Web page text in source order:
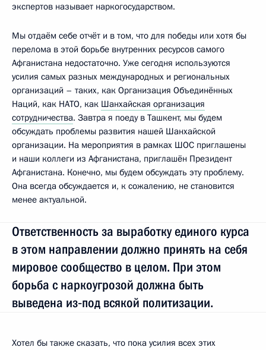
экспертов называет наркогосударством.
Мы отдаём себе отчёт и в том, что для победы или хотя бы
перелома в этой борьбе внутренних ресурсов самого
Афганистана недостаточно. Уже сегодня используются
усилия самых разных международных и региональных
организаций – таких, как Организация Объединённых
Наций, как НАТО, как Шанхайская организация
сотрудничества. Завтра я поеду в Ташкент, мы будем
обсуждать проблемы развития нашей Шанхайской
организации. На мероприятия в рамках ШОС приглашены
и наши коллеги из Афганистана, приглашён Президент
Афганистана. Конечно, мы будем обсуждать эту проблему.
Она всегда обсуждается и, к сожалению, не становится
менее актуальной.
Ответственность за выработку единого курса
в этом направлении должно принять на себя
мировое сообщество в целом. При этом
борьба с наркоугрозой должна быть
выведена из‑под всякой политизации.
Хотел бы также сказать, что пока усилия всех этих